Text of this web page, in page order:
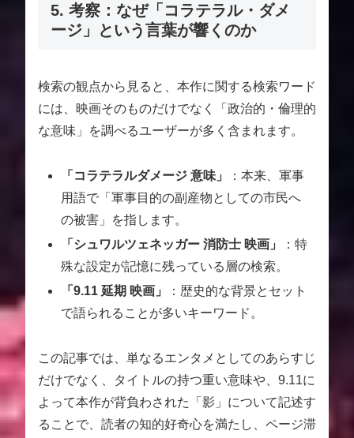
5. 考察：なぜ「コラテラル・ダメ
ージ」という言葉が響くのか
検索の観点から見ると、本作に関する検索ワード
には、映画そのものだけでなく「政治的・倫理的
な意味」を調べるユーザーが多く含まれます。
「コラテラルダメージ 意味」
：本来、軍事
用語で「軍事目的の副産物としての市民へ
の被害」を指します。
「シュワルツェネッガー 消防士 映画」
：特
殊な設定が記憶に残っている層の検索。
「9.11 延期 映画」
：歴史的な背景とセット
で語られることが多いキーワード。
この記事では、単なるエンタメとしてのあらすじ
だけでなく、タイトルの持つ重い意味や、9.11に
よって本作が背負わされた「影」について記述す
ることで、読者の知的好奇心を満たし、ページ滞